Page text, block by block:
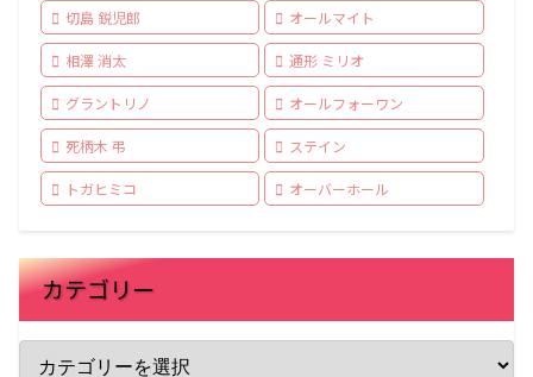
切島 鋭児郎 オールマイト
相澤 消太 通形 ミリオ
グラントリノ オールフォーワン
死柄木 弔 ステイン
トガヒミコ オーバーホール
カテゴリー